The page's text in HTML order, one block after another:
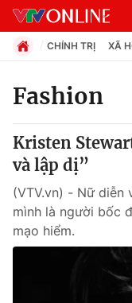
Chuyên mục
Chính trị
Xã hội
Pháp luật
CHÍNH TRỊ XÃ
Fashion
Kristen
và lập dị”
(VTV.vn) - Nữ diễn
mình là người bốc
mạo hiểm.